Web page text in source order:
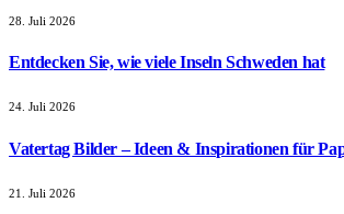
28. Juli 2026
Entdecken Sie, wie viele Inseln Schweden hat
24. Juli 2026
Vatertag Bilder – Ideen & Inspirationen für
21. Juli 2026